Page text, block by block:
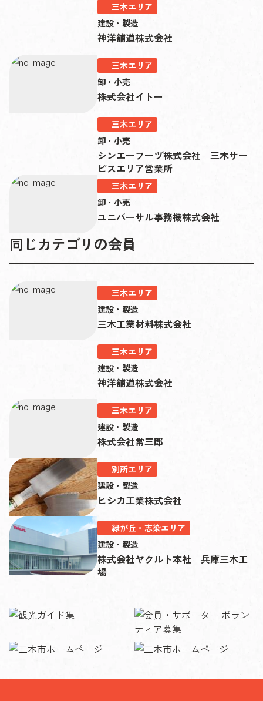
三木エリア
建設・製造
神洋舗道株式会社
三木エリア
卸・小売
株式会社イトー
三木エリア
卸・小売
シンエーフーヅ株式会社 三木サー
ビスエリア営業所
三木エリア
卸・小売
ユニバーサル事務機株式会社
同じカテゴリの会員
三木エリア
建設・製造
三木工業材料株式会社
三木エリア
建設・製造
神洋舗道株式会社
三木エリア
建設・製造
株式会社常三郎
別所エリア
建設・製造
ヒシカ工業株式会社
緑が丘・志染エリア
建設・製造
株式会社ヤクルト本社 兵庫三木工
場